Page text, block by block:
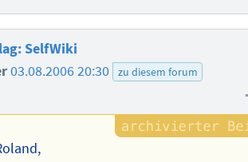
SelfWiki
03.08.2006 20:30 zu diesem forum